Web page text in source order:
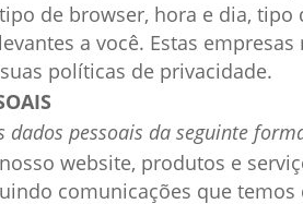
de browser, hora e dia,
a você. Estas
políticas de privacidade.
pessoais da seguinte
website, produtos e
comunicações que